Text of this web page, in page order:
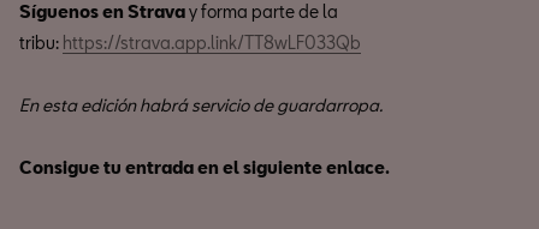
Síguenos en Stravay forma parte de la
tribu: https://strava.app.link/TT8wLF033Qb
En esta edición habrá servicio de guardarropa.
Consigue tu entrada en el siguiente enlace.